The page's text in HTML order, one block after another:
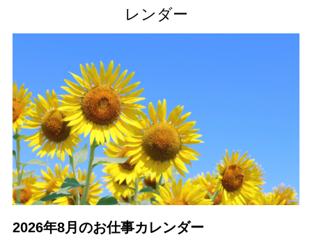
レンダー
2026年8月のお仕事カレンダー